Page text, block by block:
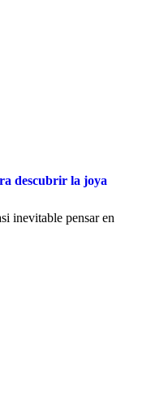
descubrir la joya
inevitable pensar en